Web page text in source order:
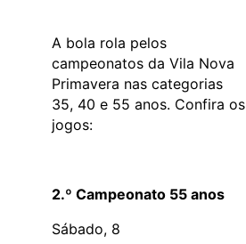
A bola rola pelos
campeonatos da Vila Nova
Primavera nas categorias
35, 40 e 55 anos. Confira os
jogos:
2.º Campeonato 55 anos
Sábado, 8